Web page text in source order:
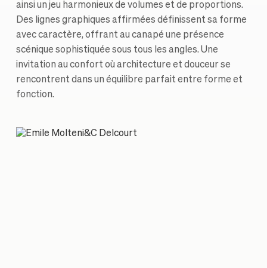
ainsi un jeu harmonieux de volumes et de proportions.
Des lignes graphiques affirmées définissent sa forme
avec caractère, offrant au canapé une présence
scénique sophistiquée sous tous les angles. Une
invitation au confort où architecture et douceur se
rencontrent dans un équilibre parfait entre forme et
fonction.